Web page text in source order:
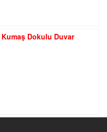
Dokulu Duvar